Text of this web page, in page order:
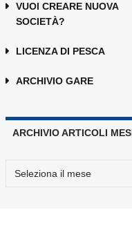
VUOI CREARE NUOVA
SOCIETÀ?
LICENZA DI PESCA
ARCHIVIO GARE
ARCHIVIO ARTICOLI